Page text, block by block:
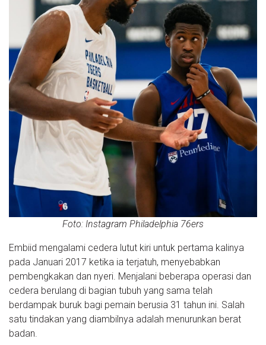
Foto: Instagram Philadelphia 76ers
Embiid mengalami cedera lutut kiri untuk pertama kalinya
pada Januari 2017 ketika ia terjatuh, menyebabkan
pembengkakan dan nyeri. Menjalani beberapa operasi dan
cedera berulang di bagian tubuh yang sama telah
berdampak buruk bagi pemain berusia 31 tahun ini. Salah
satu tindakan yang diambilnya adalah menurunkan berat
badan.